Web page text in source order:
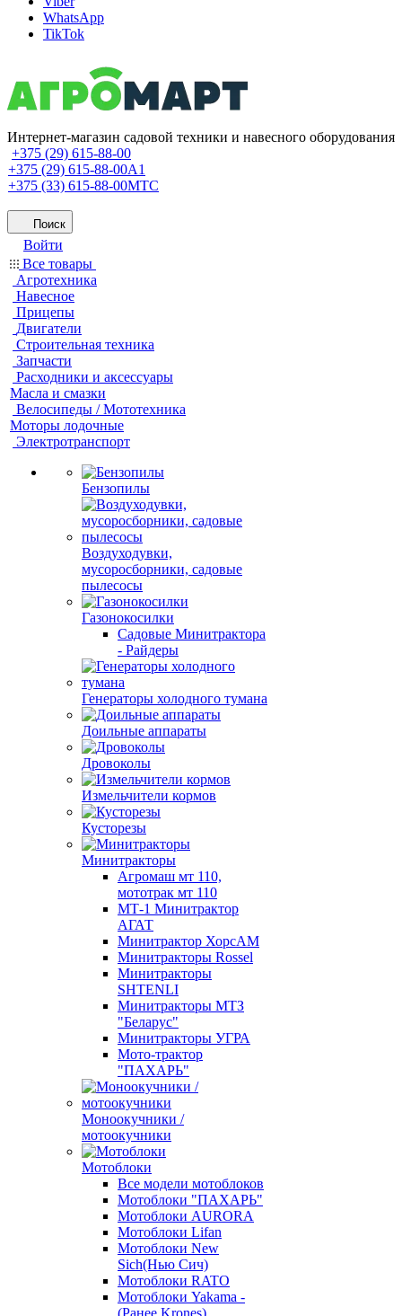
WhatsApp
TikTok
Интернет-магазин садовой техники и навесного оборудования
+375 (29) 615-88-00
+375 (29) 615-88-00A1
+375 (33) 615-88-00МТС
Поиск
Войти
Все товары
Агротехника
Навесное
Прицепы
Двигатели
Строительная техника
Запчасти
Расходники и аксессуары
Масла и смазки
Велосипеды / Мототехника
Моторы лодочные
Электротранспорт
Бензопилы
Воздуходувки,
мусоросборники, cадовые
пылесосы
Газонокосилки
Садовые Минитрактора
- Райдеры
Генераторы холодного тумана
Доильные аппараты
Дровоколы
Измельчители кормов
Кусторезы
Минитракторы
Агромаш мт 110,
мототрак мт 110
МТ-1 Минитрактор
АГАТ
Минитрактор ХорсАМ
Минитракторы Rossel
Минитракторы
SHTENLI
Минитракторы МТЗ
"Беларус"
Минитракторы УГРА
Мото-трактор
"ПАХАРЬ"
Моноокучники /
мотоокучники
Мотоблоки
Все модели мотоблоков
Мотоблоки "ПАХАРЬ"
Мотоблоки AURORA
Мотоблоки Lifan
Мотоблоки New
Sich(Нью Сич)
Мотоблоки RATO
Мотоблоки Yakama -
(Ранее Krones)